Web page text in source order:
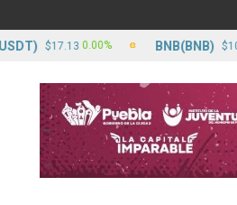
$17.13 0.00% BNB(BNB) $10,207.27